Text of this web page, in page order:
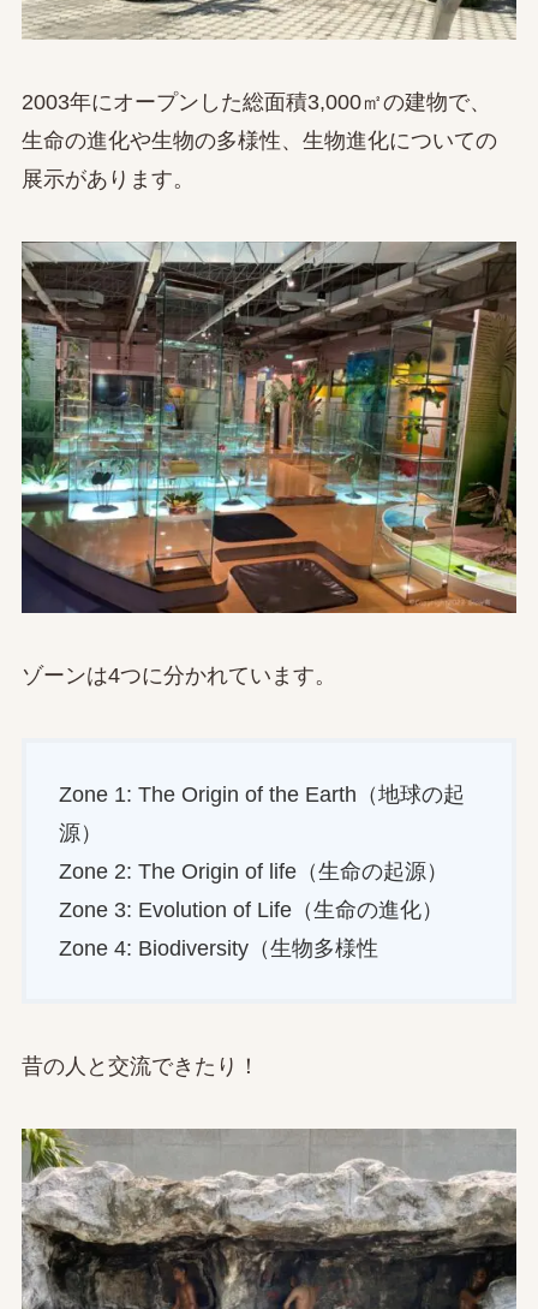
2003年にオープンした総面積3,000㎡の建物で、
生命の進化や生物の多様性、生物進化についての
展示があります。
ゾーンは4つに分かれています。
Zone 1: The Origin of the Earth（地球の起
源）
Zone 2: The Origin of life（生命の起源）
Zone 3: Evolution of Life（生命の進化）
Zone 4: Biodiversity（生物多様性
昔の人と交流できたり！